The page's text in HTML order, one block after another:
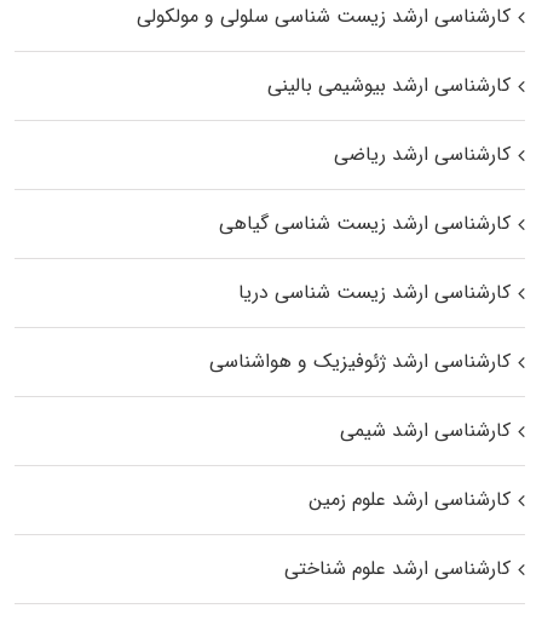
کارشناسی ارشد زیست شناسی سلولی و مولکولی
کارشناسی ارشد بیوشیمی بالینی
کارشناسی ارشد ریاضی
کارشناسی ارشد زیست‌ شناسی گیاهی
کارشناسی ارشد زیست‌ شناسی دریا
کارشناسی ارشد ژئوفیزیک و هواشناسی
کارشناسی ارشد شیمی
کارشناسی ارشد علوم زمین
کارشناسی ارشد علوم شناختی